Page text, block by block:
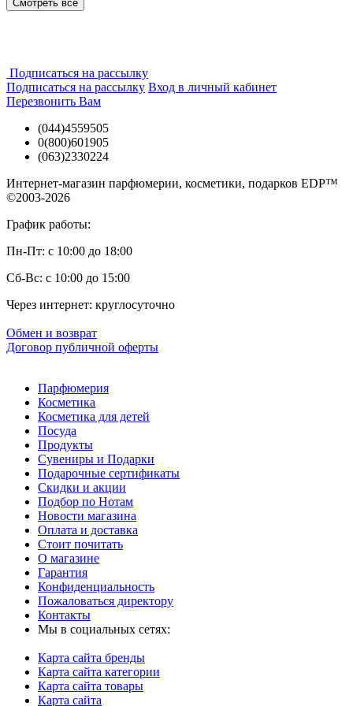
Парфюм). Заказать духи Жан Деспре (Jean Desprez) в Киеве
Смотреть все
Подписаться на рассылку
Подписаться на рассылку Вход в личный кабинет
Перезвонить Вам
(044)4559505
0(800)601905
(063)2330224
Интернет-магазин парфюмерии, косметики, подарков EDP™
©2003-2026
График работы:
Пн-Пт: с 10:00 до 18:00
Сб-Вс: с 10:00 до 15:00
Через интернет: круглосуточно
Обмен и возврат
Договор публичной оферты
Парфюмерия
Косметика
Косметика для детей
Посуда
Продукты
Сувениры и Подарки
Подарочные сертификаты
Скидки и акции
Подбор по Нотам
Новости магазина
Оплата и доставка
Стоит почитать
О магазине
Гарантия
Конфиденциальность
Пожаловаться директору
Контакты
Мы в социальных сетях:
Карта сайта бренды
Карта сайта категории
Карта сайта товары
Карта сайта